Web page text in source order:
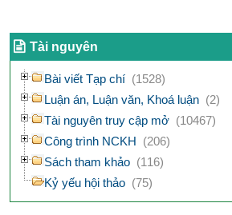
Tài nguyên
Bài viết Tạp chí (1528)
Luận án, Luận văn, Khoá luận (2)
Tài nguyên truy cập mở (10467)
Công trình NCKH (206)
Sách tham khảo (116)
Kỷ yếu hội thảo (75)